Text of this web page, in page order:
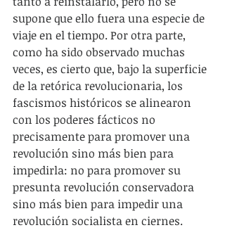
supone que ello fuera una especie de
viaje en el tiempo. Por otra parte,
como ha sido observado muchas
veces, es cierto que, bajo la superficie
de la retórica revolucionaria, los
fascismos históricos se alinearon
con los poderes fácticos no
precisamente para promover una
revolución sino más bien para
impedirla: no para promover su
presunta revolución conservadora
sino más bien para impedir una
revolución socialista en ciernes.